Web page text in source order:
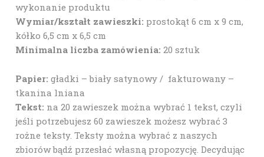
wykonanie produktu
Wymiar/kształt zawieszki: prostokąt 6 cm x 9 cm,
kółko 6,5 cm x 6,5 cm
Minimalna liczba zamówienia: 20 sztuk
Papier: gładki – biały satynowy / fakturowany –
tkanina lniana
Tekst: na 20 zawieszek można wybrać 1 tekst, czyli
jeśli potrzebujesz 60 zawieszek możesz wybrać 3
rożne teksty. Teksty można wybrać z naszych
zbiorów bądź przesłać własną propozycję. Decydując